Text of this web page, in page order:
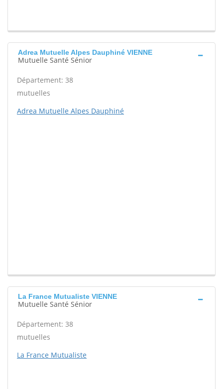
Adrea Mutuelle Alpes Dauphiné VIENNE
Mutuelle Santé Sénior
Département: 38
mutuelles
Adrea Mutuelle Alpes Dauphiné
La France Mutualiste VIENNE
Mutuelle Santé Sénior
Département: 38
mutuelles
La France Mutualiste